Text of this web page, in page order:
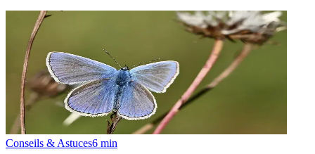
Conseils & Astuces6 min